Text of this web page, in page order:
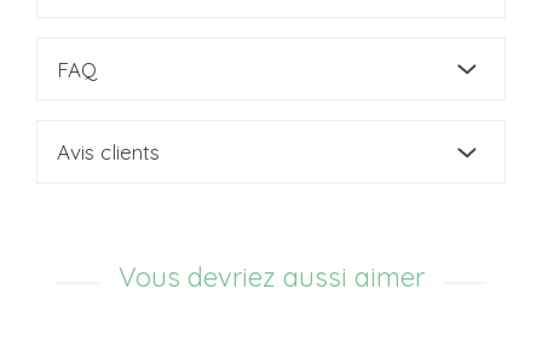
FAQ
Avis clients
Vous devriez aussi aimer